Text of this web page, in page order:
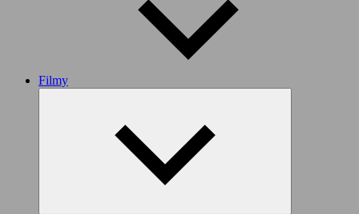
Filmy